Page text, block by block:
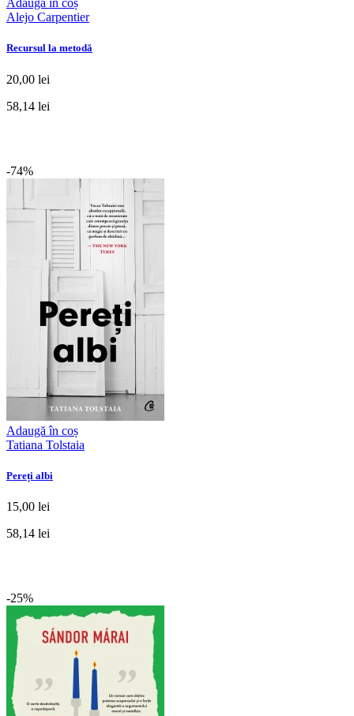
Adaugă în coș
Alejo Carpentier
Recursul la metodă
20,00 lei
58,14 lei
-74%
Adaugă în coș
Tatiana Tolstaia
Pereți albi
15,00 lei
58,14 lei
-25%